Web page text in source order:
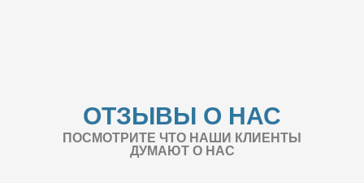
ОТЗЫВЫ О НАС
ПОСМОТРИТЕ ЧТО НАШИ КЛИЕНТЫ
ДУМАЮТ О НАС